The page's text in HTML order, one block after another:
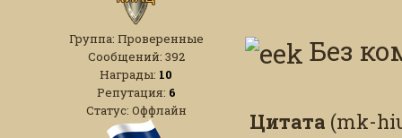
Группа: Проверенные
Сообщений: 392
Награды: 10
Репутация: 6
Статус: Оффлайн
Без
Цитата (mk-